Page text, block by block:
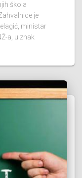
škola
je
ministar
a, u znak